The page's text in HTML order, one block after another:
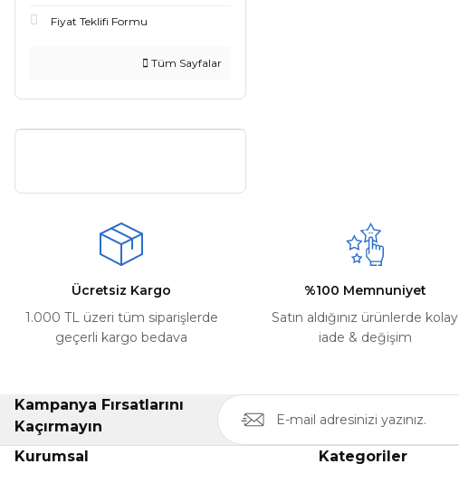
Fiyat Teklifi Formu
Tüm Sayfalar
Ücretsiz Kargo
1.000 TL üzeri tüm siparişlerde
geçerli kargo bedava
%100 Memnuniyet
Satın aldığınız ürünlerde kolay
iade & değişim
Kampanya Fırsatlarını
Kaçırmayın
Kurumsal Kategoriler